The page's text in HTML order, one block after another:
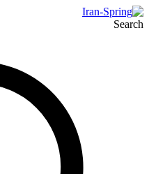
Search